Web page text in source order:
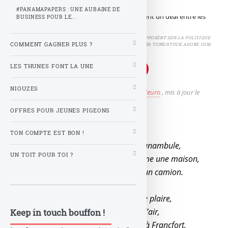
BANQUES CENTRALES : FAUCONS ET COLOMBES S’OPPOSENT SUR LA POLITIQUE
MONÉTAIRE © GÈRE TA TUNE/STOCK.ADOBE.COM
Publié le Z comme Zeuro, mis à jour le
mardi 19 avril 2022 à 08 h 34
Une grosse blague cette BCE, ridicule,
À se pavaner comme une précieuse funambule,
Pas capable de voir arriver gros comme une maison,
Une hausse de taux énorme comme un camion.
L’inflation passagère, rien que pour te plaire,
Lagarde change de lunettes et aussi d’air,
Vous vous plantez comme des veaux à Francfort,
#PANAMAPAPERS : UNE AUBAINE DE
BUSINESS POUR LE...
COMMENT GAGNER PLUS ?
LES THUNES FONT LA UNE
NIOUZES
OFFRES POUR JEUNES PIGEONS
TON COMPTE EST BON !
UN TOIT POUR TOI ?
Keep in touch bouffon !